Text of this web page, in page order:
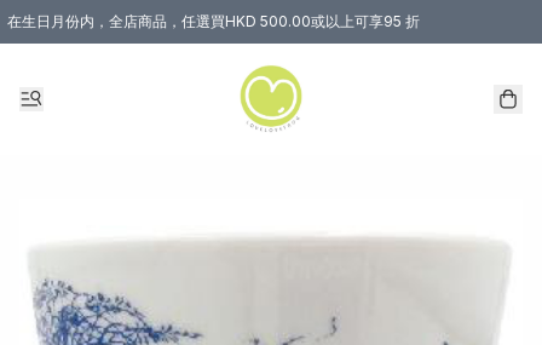
在生日月份内，全店商品，任選買HKD 500.00或以上可享95 折